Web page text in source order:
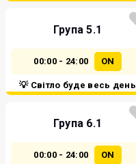
Група 5.1
00:00 - 24:00 ON
💡 Світло буде весь день
Група 6.1
00:00 - 24:00 ON